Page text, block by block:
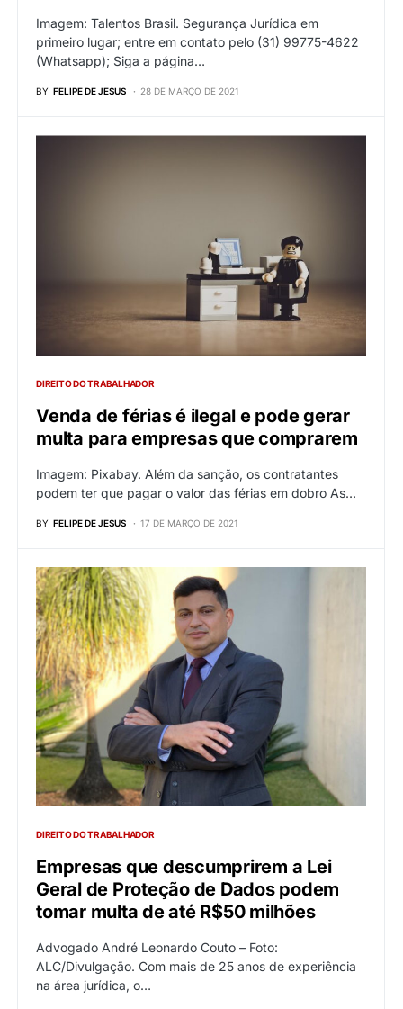
Imagem: Talentos Brasil. Segurança Jurídica em
primeiro lugar; entre em contato pelo (31) 99775-4622
(Whatsapp); Siga a página…
BY FELIPE DE JESUS 28 DE MARÇO DE 2021
DIREITO DO TRABALHADOR
Venda de férias é ilegal e pode gerar
multa para empresas que comprarem
Imagem: Pixabay. Além da sanção, os contratantes
podem ter que pagar o valor das férias em dobro As…
BY FELIPE DE JESUS 17 DE MARÇO DE 2021
DIREITO DO TRABALHADOR
Empresas que descumprirem a Lei
Geral de Proteção de Dados podem
tomar multa de até R$50 milhões
Advogado André Leonardo Couto – Foto:
ALC/Divulgação. Com mais de 25 anos de experiência
na área jurídica, o…